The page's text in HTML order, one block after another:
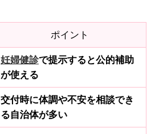
ポイント
妊婦健診で提示すると公的補助
が使える
交付時に体調や不安を相談でき
る自治体が多い